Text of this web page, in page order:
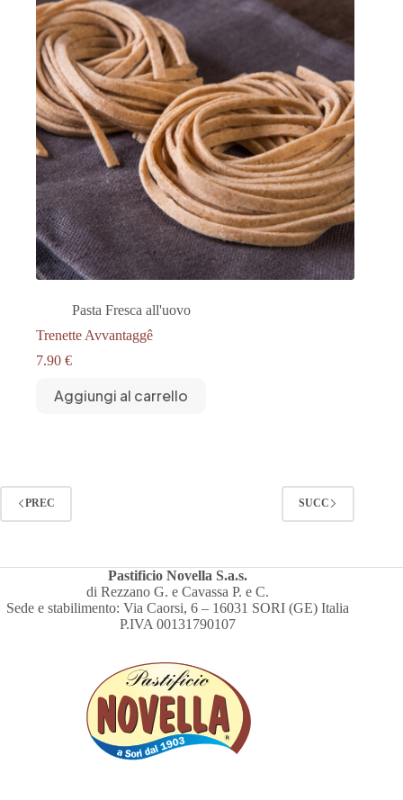
Pasta Fresca all'uovo
Trenette Avvantaggê
7.90 €
Aggiungi al carrello
PREC SUCC
Pastificio Novella S.a.s.
di Rezzano G. e Cavassa P. e C.
Sede e stabilimento: Via Caorsi, 6 – 16031 SORI (GE) Italia
P.IVA 00131790107